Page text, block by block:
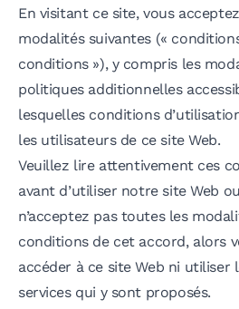
En visitant ce site, vous
modalités suivantes («
conditions »), y compris les
politiques additionnelles
lesquelles conditions
les utilisateurs de ce site Web.
Veuillez lire attentivement ces
avant d’utiliser notre site Web
n’acceptez pas toutes les
conditions de cet accord, alors
accéder à ce site Web ni utiliser
services qui y sont proposés.